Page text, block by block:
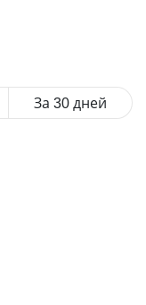
За 30 дней